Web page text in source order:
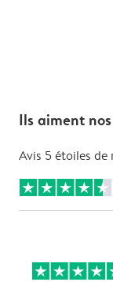
Ils aiment
Avis 5 étoiles